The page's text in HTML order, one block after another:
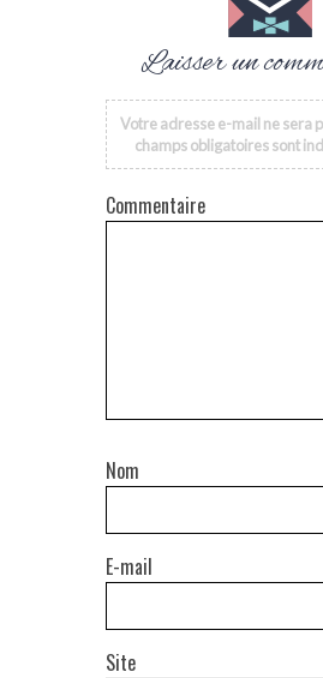
Laisser un
Votre adresse e-mail ne sera
champs obligatoires sont
E-
Site